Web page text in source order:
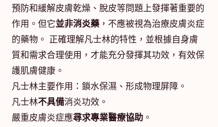
預防和緩解皮膚乾燥、脫皮等問題上發揮著重要的
作用。但它並非消炎藥 ，不應被視為治療皮膚炎症
的藥物。 正確理解凡士林的特性，並根據自身膚
質和需求合理使用，才能充分發揮其功效，有效保
護肌膚健康。
凡士林主要作用：鎖水保濕、形成物理屏障。
凡士林不具備消炎功效。
嚴重皮膚炎症應尋求專業醫療協助 。